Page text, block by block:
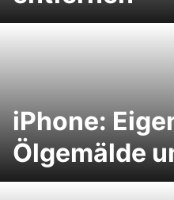
iPhone:
Ölgemälde